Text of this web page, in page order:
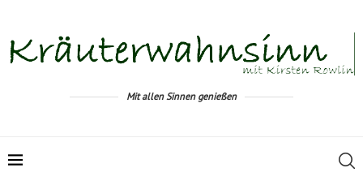
Mit allen Sinnen genießen